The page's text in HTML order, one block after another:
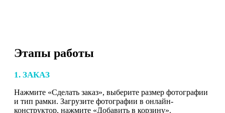
Этапы работы
1. ЗАКАЗ
Нажмите «Сделать заказ», выберите размер фотографии
и тип рамки. Загрузите фотографии в онлайн-
конструктор, нажмите «Добавить в корзину».